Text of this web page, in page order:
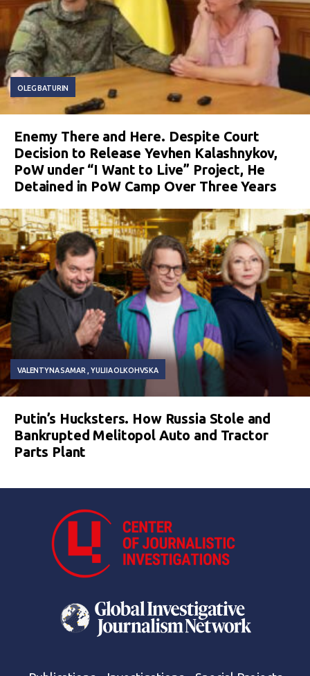
OLEG BATURIN
Enemy There and Here. Despite Court
Decision to Release Yevhen Kalashnykov,
PoW under “I Want to Live” Project, He
Detained in PoW Camp Over Three Years
VALENTYNA SAMAR YULIIA OLKOHVSKA
Putin’s Hucksters. How Russia Stole and
Bankrupted Melitopol Auto and Tractor
Parts Plant